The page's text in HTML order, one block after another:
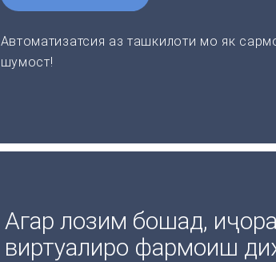
Автоматизатсия аз ташкилоти мо як
шумост!
Агар лозим бошад,
виртуалиро фармоиш